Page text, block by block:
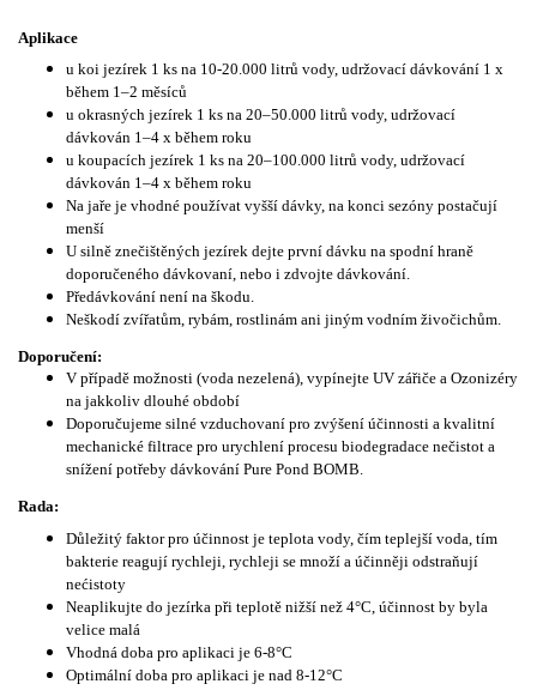
Aplikace
u koi jezírek 1 ks na 10-20.000 litrů vody, udržovací dávkování 1 x
během 1–2 měsíců
u okrasných jezírek 1 ks na 20–50.000 litrů vody, udržovací
dávkován 1–4 x během roku
u koupacích jezírek 1 ks na 20–100.000 litrů vody, udržovací
dávkován 1–4 x během roku
Na jaře je vhodné používat vyšší dávky, na konci sezóny postačují
menší
U silně znečištěných jezírek dejte první dávku na spodní hraně
doporučeného dávkovaní, nebo i zdvojte dávkování.
Předávkování není na škodu.
Neškodí zvířatům, rybám, rostlinám ani jiným vodním živočichům.
Doporučení:
V případě možnosti (voda nezelená), vypínejte UV zářiče a Ozonizéry
na jakkoliv dlouhé období
Doporučujeme silné vzduchovaní pro zvýšení účinnosti a kvalitní
mechanické filtrace pro urychlení procesu biodegradace nečistot a
snížení potřeby dávkování Pure Pond BOMB.
Rada:
Důležitý faktor pro účinnost je teplota vody, čím teplejší voda, tím
bakterie reagují rychleji, rychleji se množí a účinněji odstraňují
nećistoty
Neaplikujte do jezírka při teplotě nižší než 4°C, účinnost by byla
velice malá
Vhodná doba pro aplikaci je 6-8°C
Optimální doba pro aplikaci je nad 8-12°C